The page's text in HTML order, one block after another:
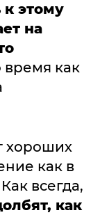
к этому
на
время как
хороших
как в
всегда,
как